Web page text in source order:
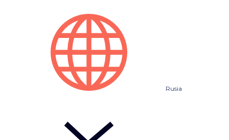
Rusia